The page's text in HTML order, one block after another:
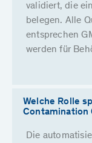
validiert, die
belegen. Alle
entsprechen
werden für
Welche Rolle
Contamination
Die